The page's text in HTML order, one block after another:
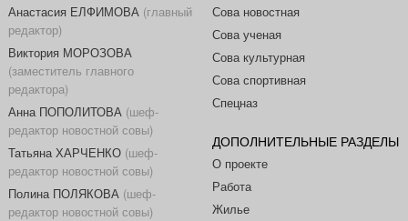
Анастасия ЕЛФИМОВА (главный
редактор)
Виктория МОРОЗОВА
(заместитель главного
редактора)
Анна ПОПОЛИТОВА (шеф-
редактор новостной совы)
Татьяна ХАРЧЕНКО(шеф-
редактор новостной совы)
Полина ПОЛЯКОВА (шеф-
редактор новостной совы)
Сова новостная
Сова ученая
Сова культурная
Сова спортивная
Спецназ
ДОПОЛНИТЕЛЬНЫЕ РАЗДЕЛЫ
О проекте
Работа
Жилье